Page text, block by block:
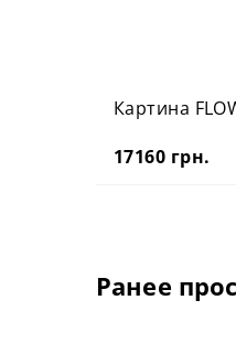
Картина
17160 грн.
Ранее